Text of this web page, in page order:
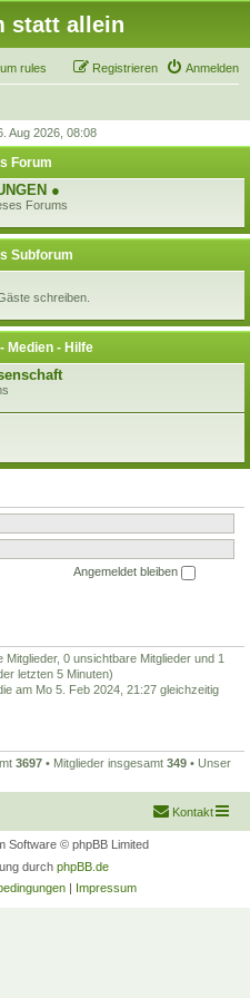
statt allein
rules Anmelden
Registrieren
Aug 2026, 08:08
Forum
●
Forums
Subforum
schreiben.
Medien - Hilfe
Angemeldet bleiben
0 unsichtbare Mitglieder und 1
letzten 5 Minuten)
am Mo 5. Feb 2024, 21:27 gleichzeitig
3697 • Mitglieder insgesamt 349 • Unser
Kontakt
Software © phpBB Limited
durch phpBB.de
| Impressum